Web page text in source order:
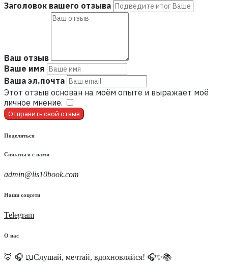
Заголовок вашего отзыва
Ваш отзыв
Ваше имя
Ваша эл.почта
Этот отзыв основан на моём опыте и выражает моё
личное мнение.
Отправить свой отзыв
Поделиться
Связаться с нами
admin@lis10book.com
Наши соцсети
Telegram
О нас
🦊 🎧 📖Слушай, мечтай, вдохновляйся! 🎧✨📚